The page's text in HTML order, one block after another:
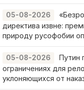
05-08-2026
директива извне:
природу русофобии
05-08-2026
Путин
ограничениях для
уклоняющихся от